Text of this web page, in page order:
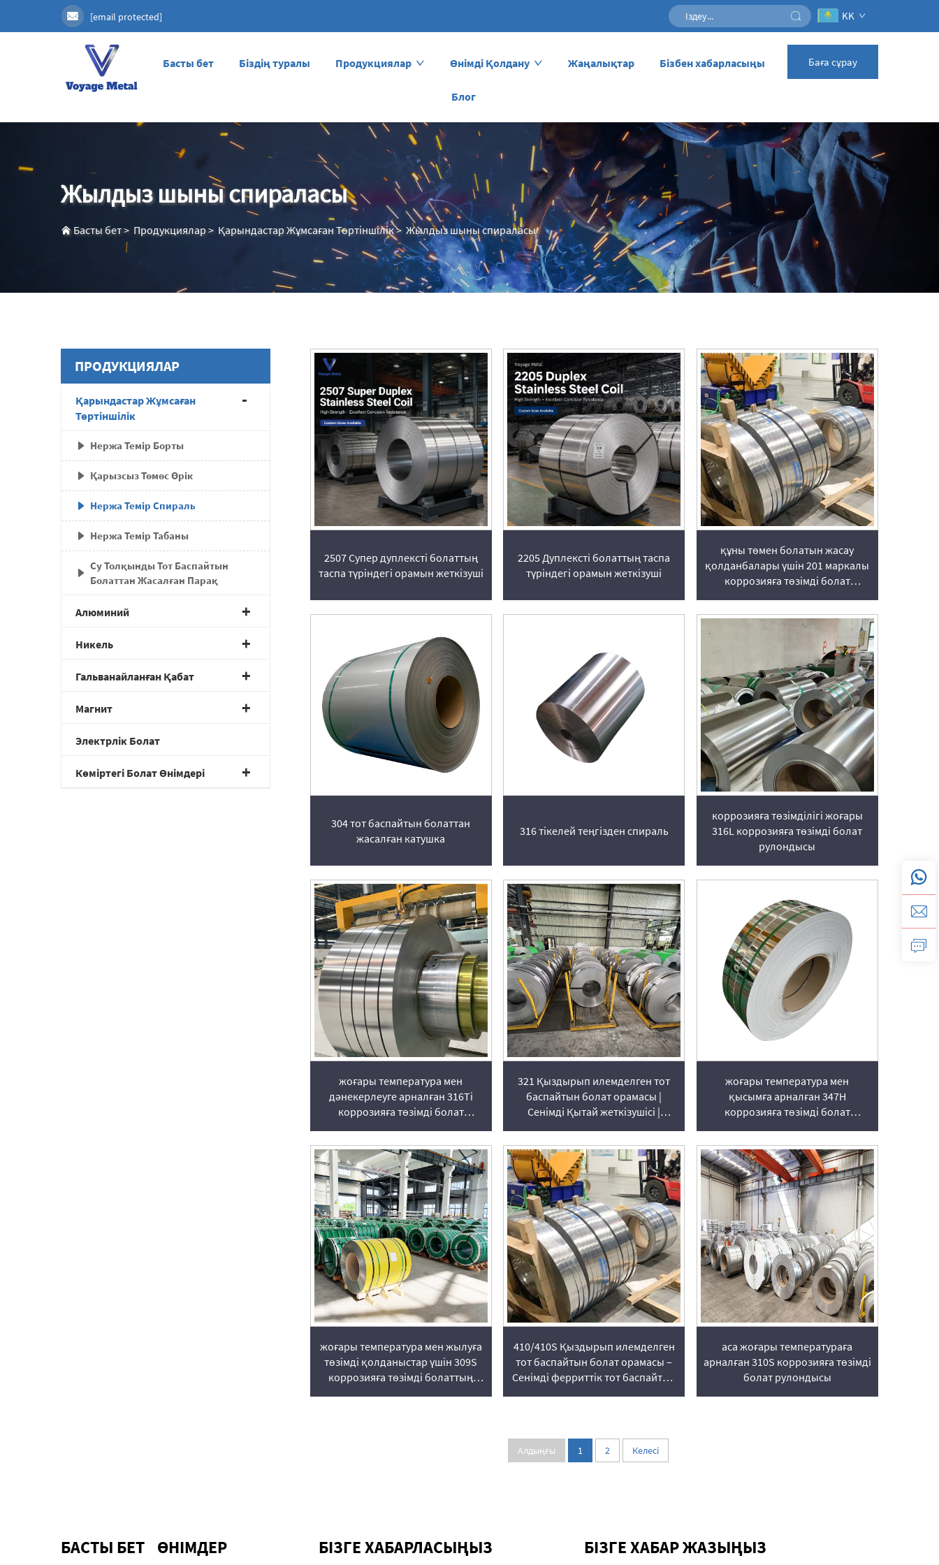
[email protected] KK
Басты бет Біздің туралы Продукциялар Өнімді Қолдану Жаңалықтар Бізбен хабарласыңы
Блог
Баға сұрау
Жылдыз шыны спираласы
Басты бет> Продукциялар> Қарындастар Жұмсаған Төртіншілік> Жылдыз шыны спираласы
ПРОДУКЦИЯЛАР
Қарындастар Жұмсаған
Төртіншілік
Нержа Темір Борты
Қарызсыз Төмөс Өрік
Нержа Темір Спираль
Нержа Темір Табаны
Су Толқынды Тот Баспайтын
Болаттан Жасалған Парақ
Алюминий
Никель
Гальванайланған Қабат
Магнит
Электрлік Болат
Көміртегі Болат Өнімдері
2507 Супер дуплексті болаттың
таспа түріндегі орамын жеткізуші
2205 Дуплексті болаттың таспа
түріндегі орамын жеткізуші
құны төмен болатын жасау
қолданбалары үшін 201 маркалы
коррозияға төзімді болат
304 тот баспайтын болаттан
жасалған катушка
316 тікелей теңгізден спираль
коррозияға төзімділігі жоғары
316L коррозияға төзімді болат
рулондысы
жоғары температура мен
дәнекерлеуге арналған 316Ti
коррозияға төзімді болат
321 Қыздырып илемделген тот
баспайтын болат орамасы |
Сенімді Қытай жеткізушісі |
жоғары температура мен
қысымға арналған 347H
коррозияға төзімді болат
жоғары температура мен жылуға
төзімді қолданыстар үшін 309S
коррозияға төзімді болаттың
410/410S Қыздырып илемделген
тот баспайтын болат орамасы –
Сенімді ферриттік тот баспайтын
аса жоғары температураға
арналған 310S коррозияға төзімді
болат рулондысы
Алдыңғы 1 2 Келесі
БАСТЫ БЕТ ӨНІМДЕР БІЗГЕ ХАБАРЛАСЫҢЫЗ БІЗГЕ ХАБАР ЖАЗЫҢЫЗ